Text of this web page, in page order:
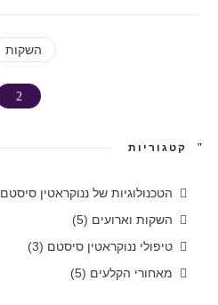
השקות
קטגוריות
הטכנולוגיות של ננוקראטין סיסטם
השקות וארועים (5)
טיפולי ננוקראטין סיסטם (3)
מאחורי הקלעים (5)